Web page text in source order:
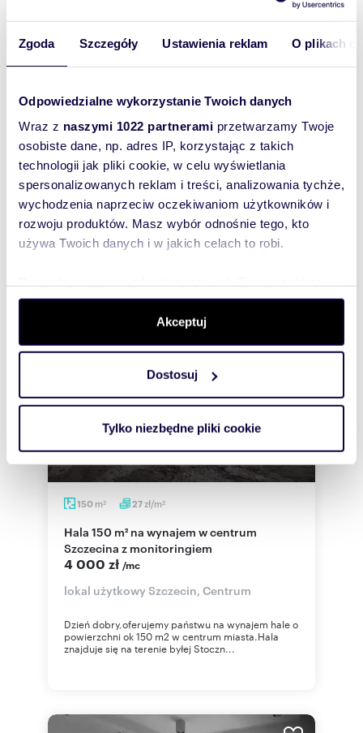
Zgoda Szczegóły Ustawienia reklam O plikach
Odpowiedzialne wykorzystanie Twoich danych
Wraz z naszymi 1022 partnerami przetwarzamy Twoje
osobiste dane, np. adres IP, korzystając z takich
technologii jak pliki cookie, w celu wyświetlania
spersonalizowanych reklam i treści, analizowania tychże,
wychodzenia naprzeciw oczekiwaniom użytkowników i
rozwoju produktów. Masz wybór odnośnie tego, kto
używa Twoich danych i w jakich celach to robi.
dane są przetwarzane oraz ustaw własne preferencje w
. W Deklaracji plików cookie możesz
zmienić lub wycofać swoją zgodę w dowolnej chwili.
Wykorzystujemy pliki cookie do spersonalizowania treści
i reklam, aby oferować funkcje społecznościowe i
korzystasz z naszej witryny, udostępniamy partnerom
Partnerzy mogą połączyć te informacje z innymi danymi
otrzymanymi od Ciebie lub uzyskanymi podczas
Akceptuj
Dostosuj
Tylko niezbędne pliki cookie
77,86m2 39zł/m2
Przestronny lokal biurowo-usługowy 78 m²
3 000 zł/mc
lokal użytkowy Szczecin, Centrum, gen.
Ludomiła Rayskiego
Lokal biurowo-usługowy o powierzchni 77,86 m2
położony na parterze kamienicy przy ulicy
Rayskiego (pomiedzy Placem Zamenhoffa a ...
150 m2 27zł/m2
Hala 150 m² na wynajem w centrum
Szczecina z monitoringiem
4 000 zł /mc
lokal użytkowy Szczecin, Centrum
Dzień dobry,oferujemy państwu na wynajem hale o
powierzchni ok 150 m2 w centrum miasta.Hala
znajduje się na terenie byłej Stoczn...